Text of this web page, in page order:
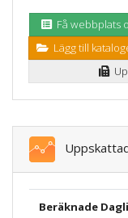
Få webbplats
Lägg till
Beräknade